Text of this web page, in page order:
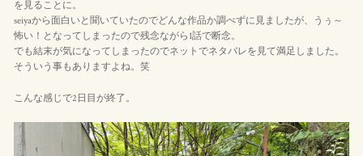
を見ることに。
seiyaから面白いと聞いていたのでどんな作品か調べずに見ましたが、うぅ～
怖い！となってしまったので残念ながら1話で断念。
でも結末が気になってしまったのでネットでネタバレを見て満足しました。
そういう事もありますよね。笑
こんな感じで2日目が終了。